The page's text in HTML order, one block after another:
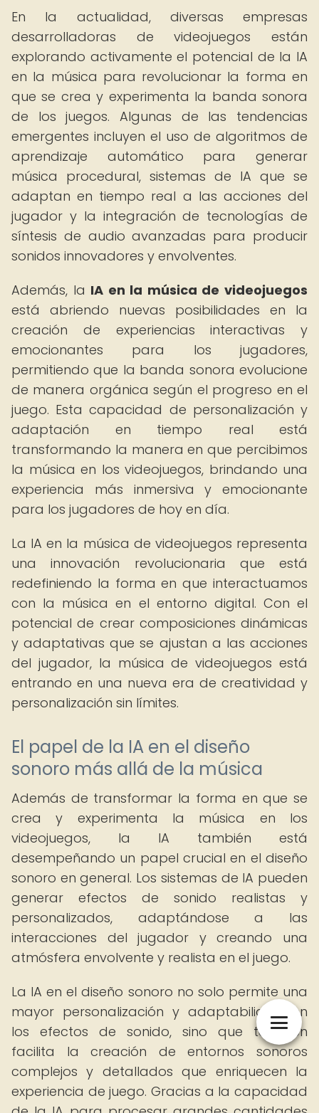
En la actualidad, diversas empresas
desarrolladoras de videojuegos están
explorando activamente el potencial de la IA
en la música para revolucionar la forma en
que se crea y experimenta la banda sonora
de los juegos. Algunas de las tendencias
emergentes incluyen el uso de algoritmos de
aprendizaje automático para generar
música procedural, sistemas de IA que se
adaptan en tiempo real a las acciones del
jugador y la integración de tecnologías de
síntesis de audio avanzadas para producir
sonidos innovadores y envolventes.
Además, la IA en la música de videojuegos
está abriendo nuevas posibilidades en la
creación de experiencias interactivas y
emocionantes para los jugadores,
permitiendo que la banda sonora evolucione
de manera orgánica según el progreso en el
juego. Esta capacidad de personalización y
adaptación en tiempo real está
transformando la manera en que percibimos
la música en los videojuegos, brindando una
experiencia más inmersiva y emocionante
para los jugadores de hoy en día.
La IA en la música de videojuegos representa
una innovación revolucionaria que está
redefiniendo la forma en que interactuamos
con la música en el entorno digital. Con el
potencial de crear composiciones dinámicas
y adaptativas que se ajustan a las acciones
del jugador, la música de videojuegos está
entrando en una nueva era de creatividad y
personalización sin límites.
El papel de la IA en el diseño
sonoro más allá de la música
Además de transformar la forma en que se
crea y experimenta la música en los
videojuegos, la IA también está
desempeñando un papel crucial en el diseño
sonoro en general. Los sistemas de IA pueden
generar efectos de sonido realistas y
personalizados, adaptándose a las
interacciones del jugador y creando una
atmósfera envolvente y realista en el juego.
La IA en el diseño sonoro no solo permite una
mayor personalización y adaptabilidad en
los efectos de sonido, sino que también
facilita la creación de entornos sonoros
complejos y detallados que enriquecen la
experiencia de juego. Gracias a la capacidad